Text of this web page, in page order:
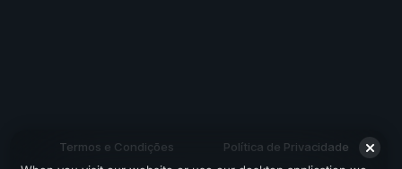
Termos e Condições
Política de Privacidade